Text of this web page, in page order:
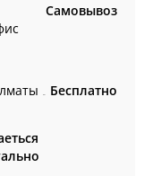
Самовывоз
Бесплатно